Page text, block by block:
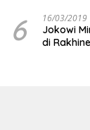
6 16/03/2019
Jokowi
di